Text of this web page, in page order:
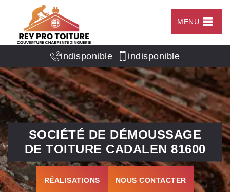
MENU
indisponible indisponible
SOCIÉTÉ DE DÉMOUSSAGE
DE TOITURE CADALEN 81600
RÉALISATIONS NOUS CONTACTER